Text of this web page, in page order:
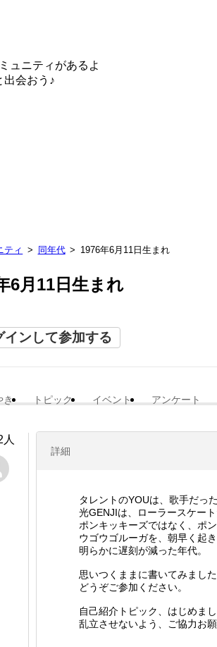
ュニティがあるよ
出会おう♪
ティ 同年代 1976年6月11日生まれ
6月11日生まれ
インして参加する
き トピック イベント アンケート
詳細
タレントのYOUは、歌手だっ
光GENJIは、ローラースケー
ポンキッキーズではなく、ポ
ウゴウゴルーガを、朝早く起
明らかに遅刻が減った年代。
思いつくままに書いてみました
どうぞご参加ください。
自己紹介トピック、はじめま
乱立させないよう、ご協力お願
人